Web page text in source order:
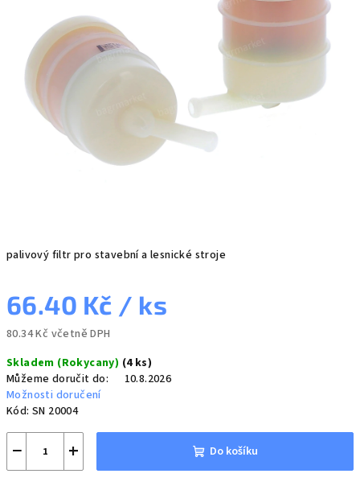
palivový filtr pro stavební a lesnické stroje
66.40 Kč / ks
80.34 Kč včetně DPH
cena:
Skladem (Rokycany) (4 ks)
Můžeme doručit do:
10.8.2026
Možnosti doručení
Kód: SN 20004
+
− Do košíku